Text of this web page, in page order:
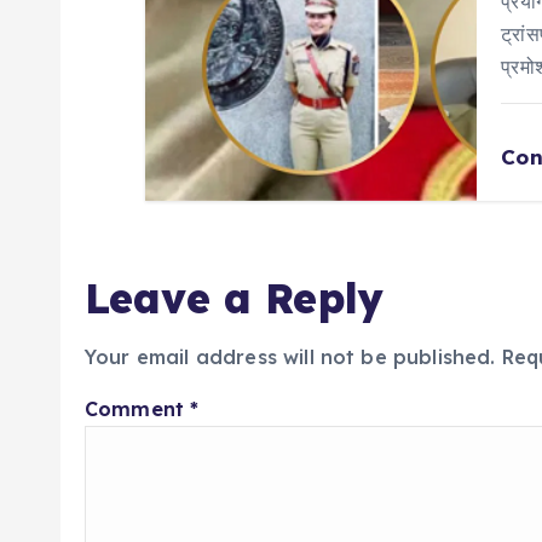
Leave a Reply
Your email address will not be published.
Comment*